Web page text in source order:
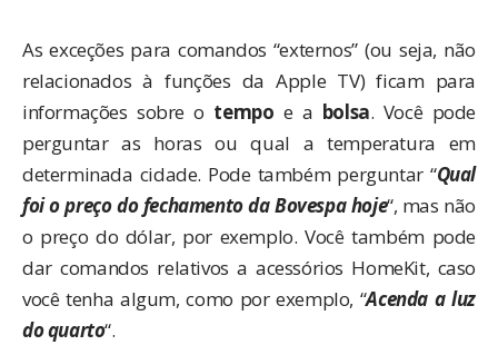
As exceções para comandos “externos” (ou seja, não
relacionados à funções da Apple TV) ficam para
informações sobre o tempo e a bolsa. Você pode
perguntar as horas ou qual a temperatura em
determinada cidade. Pode também perguntar “Qual
foi o preço do fechamento da Bovespa hoje“, mas não
o preço do dólar, por exemplo. Você também pode
dar comandos relativos aacessórios HomeKit, caso
você tenha algum, como por exemplo, “Acenda a luz
do quarto“.